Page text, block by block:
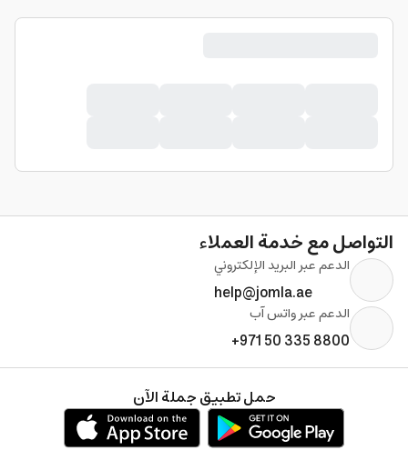
التواصل مع خدمة العملاء
الدعم عبر البريد الإلكتروني
help@jomla.ae
الدعم عبر واتس آب
+971 50 335 8800
حمل تطبيق جملة الآن